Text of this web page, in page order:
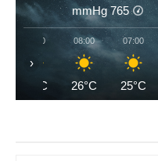
765
mmHg
07:00
25°C
08:00
26°C
09:00
28°C
‹